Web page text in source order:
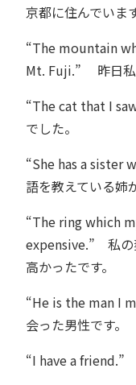
京都に住んでいます
“The mountain
Mt. Fuji.” 昨日私
“The cat that I
でした。
“She has a sister
語を教えている姉
“The ring which
expensive.” 私の
高かったです。
“He is the man I
会った男性です。
“I have a friend.”